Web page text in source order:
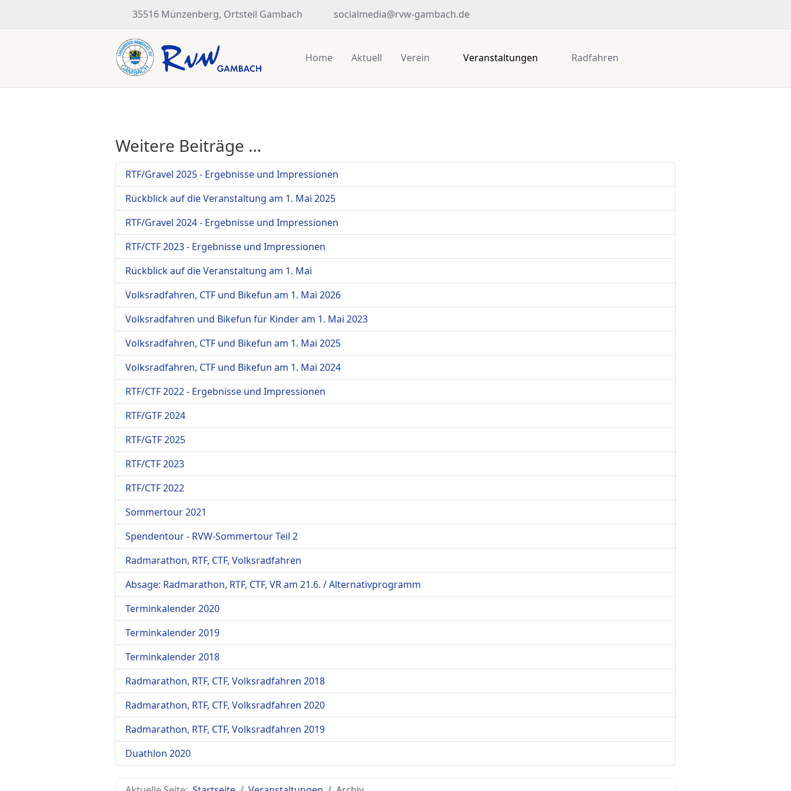
35516 Münzenberg, Ortsteil Gambach socialmedia@rvw-gambach.de
Home Aktuell Verein Veranstaltungen Radfahren
Weitere Beiträge …
RTF/Gravel 2025 - Ergebnisse und Impressionen
Rückblick auf die Veranstaltung am 1. Mai 2025
RTF/Gravel 2024 - Ergebnisse und Impressionen
RTF/CTF 2023 - Ergebnisse und Impressionen
Rückblick auf die Veranstaltung am 1. Mai
Volksradfahren, CTF und Bikefun am 1. Mai 2026
Volksradfahren und Bikefun für Kinder am 1. Mai 2023
Volksradfahren, CTF und Bikefun am 1. Mai 2025
Volksradfahren, CTF und Bikefun am 1. Mai 2024
RTF/CTF 2022 - Ergebnisse und Impressionen
RTF/GTF 2024
RTF/GTF 2025
RTF/CTF 2023
RTF/CTF 2022
Sommertour 2021
Spendentour - RVW-Sommertour Teil 2
Radmarathon, RTF, CTF, Volksradfahren
Absage: Radmarathon, RTF, CTF, VR am 21.6. / Alternativprogramm
Terminkalender 2020
Terminkalender 2019
Terminkalender 2018
Radmarathon, RTF, CTF, Volksradfahren 2018
Radmarathon, RTF, CTF, Volksradfahren 2020
Radmarathon, RTF, CTF, Volksradfahren 2019
Duathlon 2020